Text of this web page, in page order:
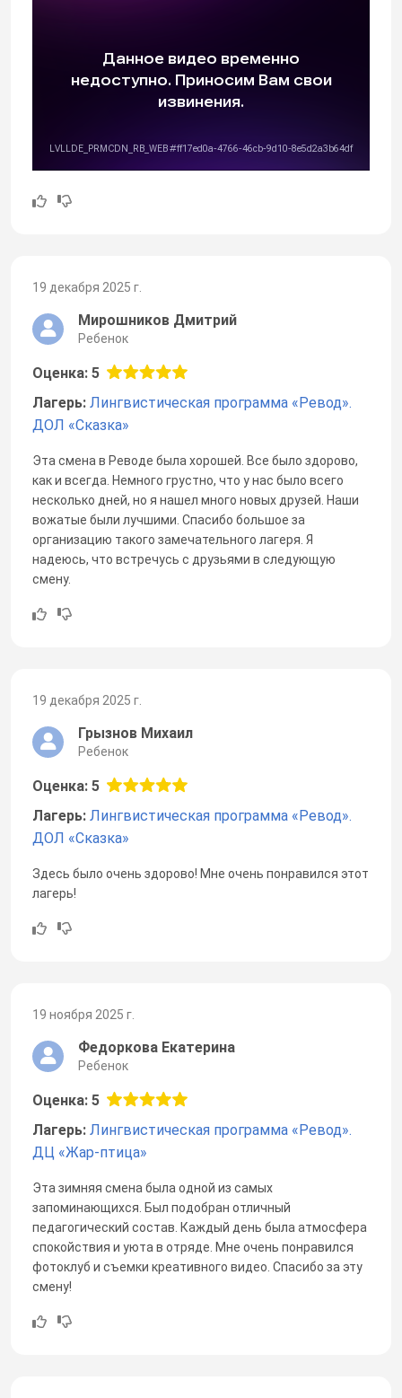
19 декабря 2025 г.
Мирошников Дмитрий
Ребенок
Оценка: 5
Лагерь: Лингвистическая программа «Ревод».
ДОЛ «Сказка»
Эта смена в Реводе была хорошей. Все было здорово,
как и всегда. Немного грустно, что у нас было всего
несколько дней, но я нашел много новых друзей. Наши
вожатые были лучшими. Спасибо большое за
организацию такого замечательного лагеря. Я
надеюсь, что встречусь с друзьями в следующую
смену.
19 декабря 2025 г.
Грызнов Михаил
Ребенок
Оценка: 5
Лагерь: Лингвистическая программа «Ревод».
ДОЛ «Сказка»
Здесь было очень здорово! Мне очень понравился этот
лагерь!
19 ноября 2025 г.
Федоркова Екатерина
Ребенок
Оценка: 5
Лагерь: Лингвистическая программа «Ревод».
ДЦ «Жар-птица»
Эта зимняя смена была одной из самых
запоминающихся. Был подобран отличный
педагогический состав. Каждый день была атмосфера
спокойствия и уюта в отряде. Мне очень понравился
фотоклуб и съемки креативного видео. Спасибо за эту
смену!